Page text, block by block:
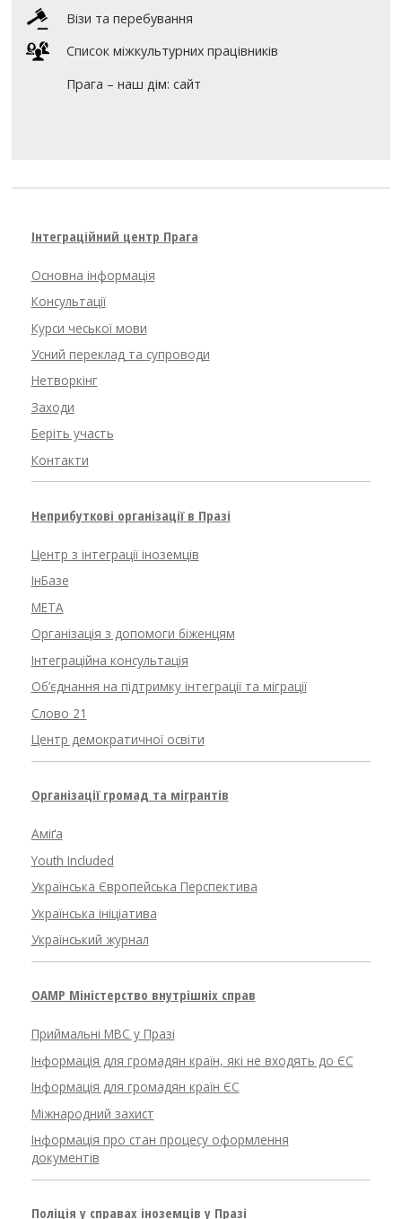
Візи та перебування
Список міжкультурних працівників
Прага – наш дім: сайт
Інтеграційний центр Прага
Основна інформація
Консультації
Курси чеської мови
Усний переклад та супроводи
Нетворкінг
Заходи
Беріть участь
Контакти
Неприбуткові організації в Празі
Центр з інтеграції іноземців
ІнБазе
META
Організація з допомоги біженцям
Інтеграційна консультація
Об’єднання на підтримку інтеграції та міграції
Слово 21
Центр демократичної освіти
Організації громад та мігрантів
Аміґа
Youth Included
Українська Європейська Перспектива
Українська ініціатива
Український журнал
OAMP Міністерство внутрішніх справ
Приймальні МВС у Празі
Інформація для громадян країн, які не входять до ЄС
Інформація для громадян країн ЄС
Міжнародний захист
Інформація про стан процесу оформлення
документів
Поліція у справах іноземців у Празі